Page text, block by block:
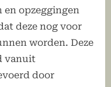
opzeggingen
deze nog voor
worden. Deze
vanuit
door